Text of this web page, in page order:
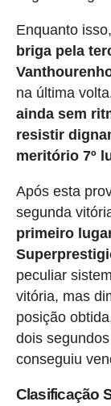
Enquanto
briga pela
na última
ainda sem
resistir
meritório 7º
Após esta
segunda
primeiro
peculiar
vitória, mas
posição
dois
conseguiu
Clasificação